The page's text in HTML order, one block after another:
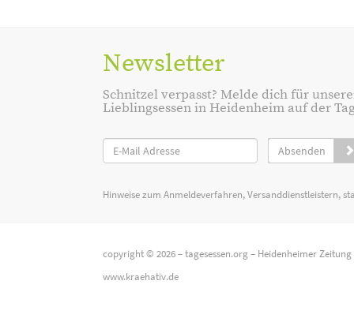
Newsletter
Schnitzel verpasst? Melde dich für
Lieblingsessen in Heidenheim auf der
Absenden
Hinweise zum Anmeldeverfahren, Versanddienstleistern,
copyright © 2026 –tagesessen.org– Heidenheimer Zeitung
www.kraehativ.de